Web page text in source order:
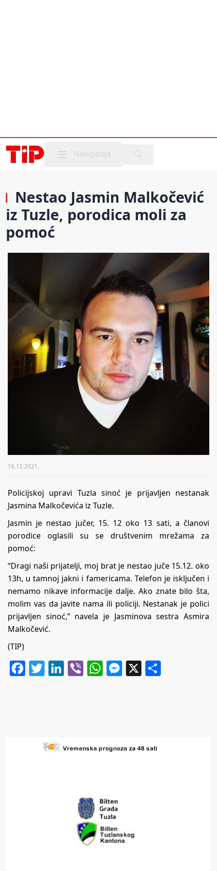
Mobile menu
Navigacija
Nestao Jasmin Malkočević
iz Tuzle, porodica moli za
pomoć
16.12.2021.
Policijskoj upravi Tuzla sinoć je prijavljen nestanak
Jasmina Malkočevića iz Tuzle.
Jasmin je nestao jučer, 15. 12 oko 13 sati, a članovi
porodice oglasili su se društvenim mrežama za
pomoć:
“Dragi naši prijatelji, moj brat je nestao juče 15.12. oko
13h, u tamnoj jakni i famericama. Telefon je isključen i
nemamo nikave informacije dalje. Ako znate bilo šta,
molim vas da javite nama ili policiji. Nestanak je polici
prijavljen sinoć,” navela je Jasminova sestra Asmira
Malkočević.
(TIP)
Facebook
Twitter
LinkedIn
ViberWhatsApp
Messenger
X